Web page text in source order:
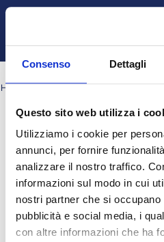
Consenso Dettagli
Questo sito web utilizza i
Utilizziamo i cookie per
annunci, per fornire
analizzare il nostro traffico.
informazioni sul modo in cui
nostri partner che si occupano
pubblicità e social media, i
con altre informazioni che ha
Vai al contenuto principale
Pannello laterale
Attiva/
HOME PAGINE DEL SITO
Blocchi
Blocchi
Blocchi
Blocchi
Distribuzioni
Nessun risultato per
Ottieni l'app mobile
© 2025 - Universita' degli Studi
Campus Universitario "Salvatore